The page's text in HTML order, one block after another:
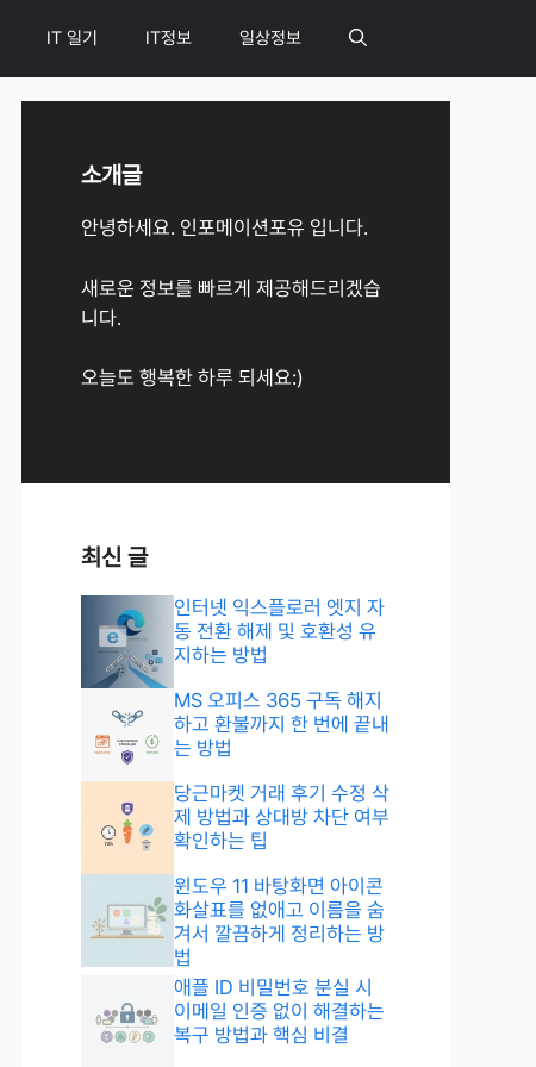
IT 일기 IT정보 일상정보
소개글
안녕하세요. 인포메이션포유 입니다.
새로운 정보를 빠르게 제공해드리겠습
니다.
오늘도 행복한 하루 되세요:)
최신 글
인터넷 익스플로러 엣지 자
동 전환 해제 및 호환성 유
지하는 방법
MS 오피스 365 구독 해지
하고 환불까지 한 번에 끝내
는 방법
당근마켓 거래 후기 수정 삭
제 방법과 상대방 차단 여부
확인하는 팁
윈도우 11 바탕화면 아이콘
화살표를 없애고 이름을 숨
겨서 깔끔하게 정리하는 방
법
애플 ID 비밀번호 분실 시
이메일 인증 없이 해결하는
복구 방법과 핵심 비결